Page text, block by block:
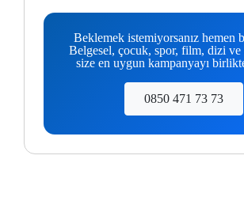
Beklemek istemiyorsanız hemen
Belgesel, çocuk, spor, film, dizi
size en uygun kampanyayı
0850 471 73 73